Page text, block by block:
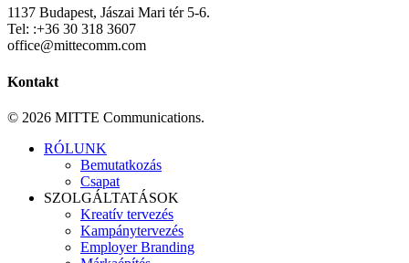
1137 Budapest, Jászai Mari tér 5-6.
Tel: :+36 30 318 3607
office@mittecomm.com
Kontakt
© 2026 MITTE Communications.
Close
RÓLUNK
Bemutatkozás
Csapat
SZOLGÁLTATÁSOK
Kreatív tervezés
Kampánytervezés
Employer Branding